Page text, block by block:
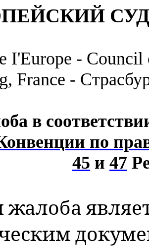
I'Europe - Council
France -
в
по
45 и 47
жалоба